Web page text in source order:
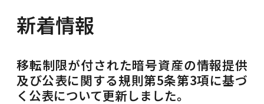
統計調査
新着情報
移転制限が付された暗号資産の情報提供
及び公表に関する規則第5条第3項に基づ
く公表について更新しました。